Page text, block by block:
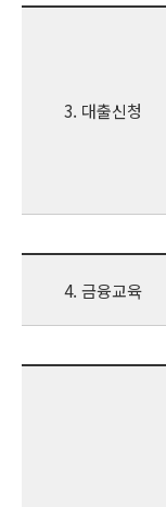
3. 대출신청
4. 금융교육